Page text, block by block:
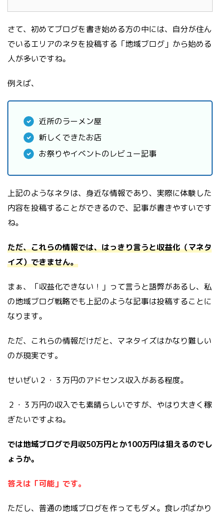
さて、初めてブログを書き始める方の中には、自分が住ん
でいるエリアのネタを投稿する「地域ブログ」から始める
人が多いですね。
例えば、
近所のラーメン屋
新しくできたお店
お祭りやイベントのレビュー記事
上記のようなネタは、身近な情報であり、実際に体験した
内容を投稿することができるので、記事が書きやすいです
ね。
ただ、これらの情報では、はっきり言うと収益化（マネタ
イズ）できません。
まぁ、「収益化できない！」って言うと語弊があるし、私
の地域ブログ戦略でも上記のような記事は投稿することに
なります。
ただ、これらの情報だけだと、マネタイズはかなり難しい
のが現実です。
せいぜい２・３万円のアドセンス収入がある程度。
２・３万円の収入でも素晴らしいですが、やはり大きく稼
ぎたいですよね。
では地域ブログで月収50万円とか100万円は狙えるのでし
ょうか。
答えは「可能」です。
ただし、普通の地域ブログを作ってもダメ。食レポばかり